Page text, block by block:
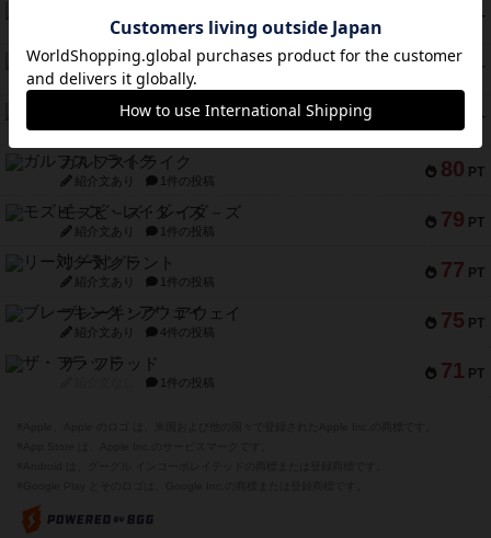
PT
紹介文なし 5件の投稿
94 PT
ファースト・イン・フライト
紹介文あり 3件の投稿
PT
ダイススローン
紹介文なし 1件の投稿
80 PT
ガルフストライク
紹介文あり 1件の投稿
79 PT
モズビ－ズ・レイダ－ズ
紹介文あり 1件の投稿
77 PT
リー対グラント
紹介文あり 1件の投稿
75 PT
ブレーキング・アウェイ
紹介文あり 4件の投稿
71 PT
ザ・フラッド
1件の投稿